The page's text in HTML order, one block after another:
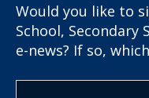
Would you like to
School, Secondary
e-news? If so,